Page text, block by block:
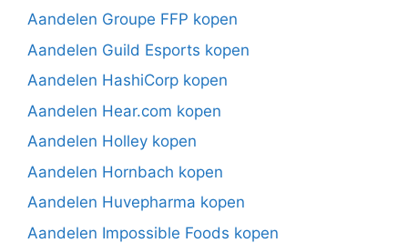
Aandelen Groupe FFP kopen
Aandelen Guild Esports kopen
Aandelen HashiCorp kopen
Aandelen Hear.com kopen
Aandelen Holley kopen
Aandelen Hornbach kopen
Aandelen Huvepharma kopen
Aandelen Impossible Foods kopen